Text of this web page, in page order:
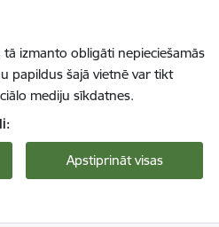
izmanto obligāti nepieciešamās
papildus šajā vietnē var tikt
mediju sīkdatnes.
Apstiprināt visas